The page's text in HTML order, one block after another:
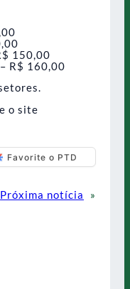
150,00
R$ 160,00
o site
Favorite o PTD
Próxima notícia
»